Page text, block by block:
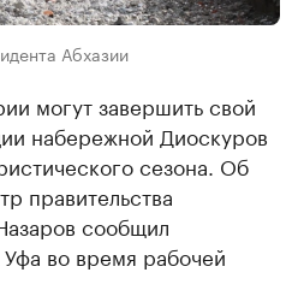
Абхазии
могут завершить свой
набережной Диоскуров
сезона. Об
правительства
сообщил
во время рабочей